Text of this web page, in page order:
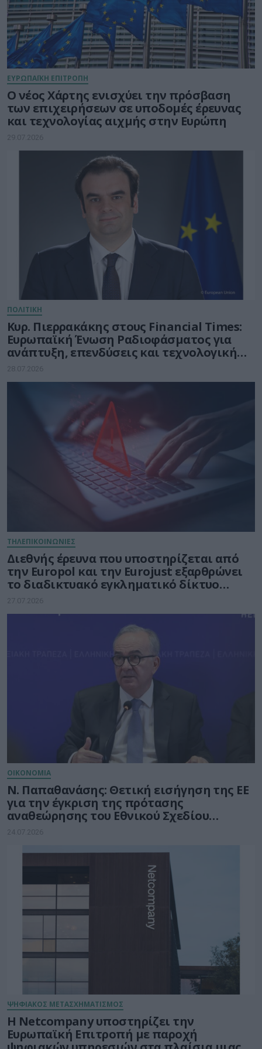
ΕΥΡΩΠΑΪΚΗ ΕΠΙΤΡΟΠΗ
Ο νέος Χάρτης ενισχύει την πρόσβαση
των επιχειρήσεων σε υποδομές έρευνας
και τεχνολογίας αιχμής στην Ευρώπη
29.07.2026
ΠΟΛΙΤΙΚΗ
Κυρ. Πιερρακάκης στους Financial Times:
Ευρωπαϊκή Ένωση Ραδιοφάσματος για
ανάπτυξη, επενδύσεις και τεχνολογική
κυριαρχία
28.07.2026
ΤΗΛΕΠΙΚΟΙΝΩΝΙΕΣ
Διεθνής έρευνα που υποστηρίζεται από
την Europol και την Eurojust εξαρθρώνει
το διαδικτυακό εγκληματικό δίκτυο
απάτης
27.07.2026
ΟΙΚΟΝΟΜΙΑ
Ν. Παπαθανάσης: Θετική εισήγηση της ΕΕ
για την έγκριση της πρότασης
αναθεώρησης του Εθνικού Σχεδίου
Ανάκαμψης και Ανθεκτικότητας «Ελλάδα
24.07.2026
ΨΗΦΙΑΚΟΣ ΜΕΤΑΣΧΗΜΑΤΙΣΜΟΣ
Η Netcompany υποστηρίζει την
Ευρωπαϊκή Επιτροπή με παροχή